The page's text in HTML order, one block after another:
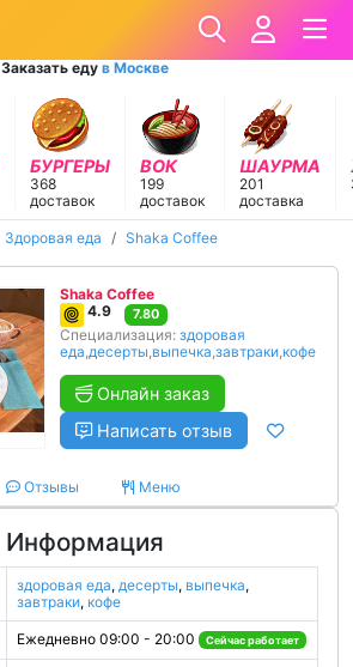
Заказать еду в Москве
БУРГЕРЫ
368
доставок
ВОК
199
доставок
ШАУРМА
201
доставка
Здоровая еда Shaka Coffee
Shaka Coffee
4.9
7.80
Специализация: здоровая
еда,десерты,выпечка,завтраки,кофе
Онлайн заказ
Написать отзыв
Отзывы Меню
Информация
здоровая еда, десерты, выпечка,
завтраки, кофе
Ежедневно 09:00 - 20:00 Сейчас работает